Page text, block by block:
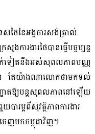
សថៃនៃអង្គការសង់ត្រាល់
រងារថៃបានធ្វើបច្ចប្បន្ន
ទៀតនឹងអស់សុពលភាពបណ្ណ
។ តែយ៉ាងណាលោកថាមកទល់
តឱ្យបន្តសុពលភាពនៅឡើយ
បារម្ភពីសុវត្ថិភាពការងារ
ញមកកម្ពុជាវិញ។